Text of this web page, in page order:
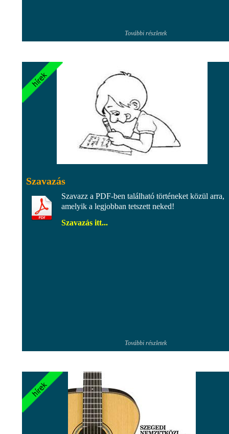
További részletek
Szavazás
Szavazz a PDF-ben található történeket közül arra,
amelyik a legjobban tetszett neked!
Szavazás itt...
További részletek